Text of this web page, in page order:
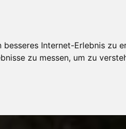
Internet-Erlebnis zu
zu messen, um zu